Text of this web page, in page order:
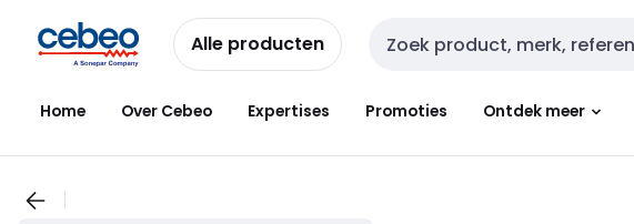
naar
navigatie
naar
inhoud
Alle producten Zoekveld invoer
Home Over Cebeo Expertises Promoties Ontdek meer